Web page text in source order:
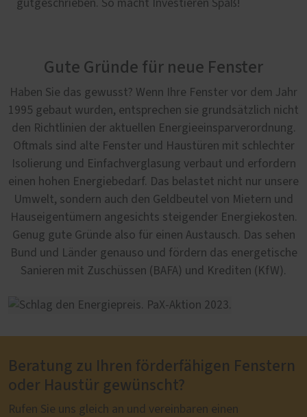
gutgeschrieben. So macht Investieren Spaß!
Gute Gründe für neue Fenster
Haben Sie das gewusst? Wenn Ihre Fenster vor dem Jahr
1995 gebaut wurden, entsprechen sie grundsätzlich nicht
den Richtlinien der aktuellen Energieeinsparverordnung.
Oftmals sind alte Fenster und Haustüren mit schlechter
Isolierung und Einfachverglasung verbaut und erfordern
einen hohen Energiebedarf. Das belastet nicht nur unsere
Umwelt, sondern auch den Geldbeutel von Mietern und
Hauseigentümern angesichts steigender Energiekosten.
Genug gute Gründe also für einen Austausch. Das sehen
Bund und Länder genauso und fördern das energetische
Sanieren mit Zuschüssen (BAFA) und Krediten (KfW).
Beratung zu Ihren förderfähigen Fenstern
oder Haustür gewünscht?
Rufen Sie uns gleich an und vereinbaren einen